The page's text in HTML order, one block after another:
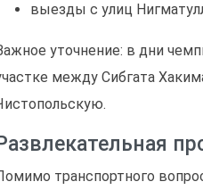
выезды с улиц
уточнение: в дни
между Сибгата
транспортного